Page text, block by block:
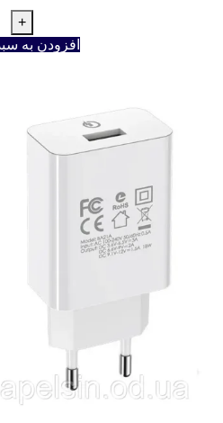
افزودن به